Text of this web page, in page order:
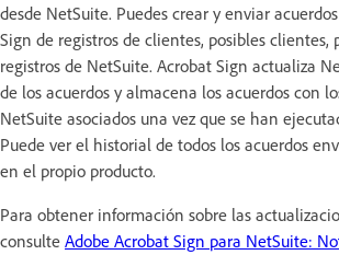
desde NetSuite. Puedes crear y enviar
Sign de registros de clientes, posibles clientes,
registros de NetSuite. Acrobat Sign actualiza
de los acuerdos y almacena los acuerdos con
NetSuite asociados una vez que se han
Puede ver el historial de todos los acuerdos
en el propio producto.
Para obtener información sobre las
consulte Adobe Acrobat Sign para NetSuite: